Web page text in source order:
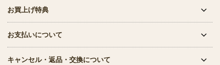
お買上げ特典
お支払いについて
キャンセル・返品・交換について